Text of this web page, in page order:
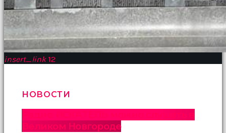
insert_link 12
НОВОСТИ
Великом Новгороде